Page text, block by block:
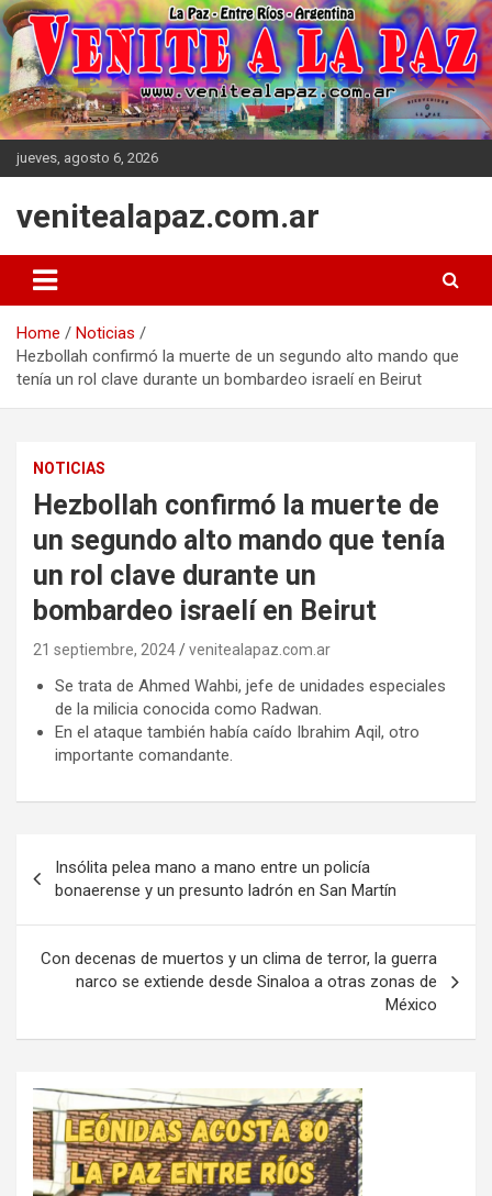
Skip
to
content
jueves, agosto 6, 2026
venitealapaz.com.ar
Home
Noticias
Hezbollah confirmó la muerte de un segundo alto mando que
tenía un rol clave durante un bombardeo israelí en Beirut
NOTICIAS
Hezbollah confirmó la muerte de
un segundo alto mando que tenía
un rol clave durante un
bombardeo israelí en Beirut
21 septiembre, 2024 venitealapaz.com.ar
Se trata de Ahmed Wahbi, jefe de unidades especiales
de la milicia conocida como Radwan.
En el ataque también había caído Ibrahim Aqil, otro
importante comandante.
de
entradas
Insólita pelea mano a mano entre un policía
bonaerense y un presunto ladrón en San Martín
Con decenas de muertos y un clima de terror, la guerra
narco se extiende desde Sinaloa a otras zonas de
México